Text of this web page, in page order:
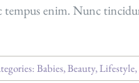
tempus enim. Nunc
Babies,Beauty,Lifestyle,